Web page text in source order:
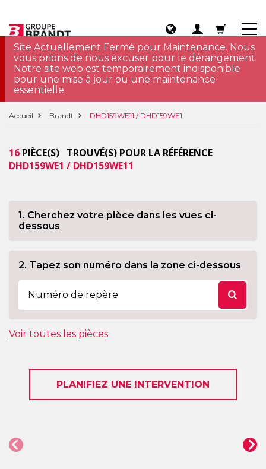
Site Actuellement Fermé pour Maintenance. Nous
vous prions de nous excuser pour le dérangement.
Notre site web est temporairement indisponible
pour une mise à jour ou une maintenance
essentielle.
Accueil Brandt DHD159WE11 / DHD159WE1
16 PIÈCE(S) TROUVÉ(S) POUR LA RÉFÉRENCE
DHD159WE1 / DHD159WE11
1. Cherchez votre pièce dans les vues ci-
dessous
2. Tapez son numéro dans la zone ci-dessous
Voir toutes les pièces
PLANIFIEZ UNE INTERVENTION